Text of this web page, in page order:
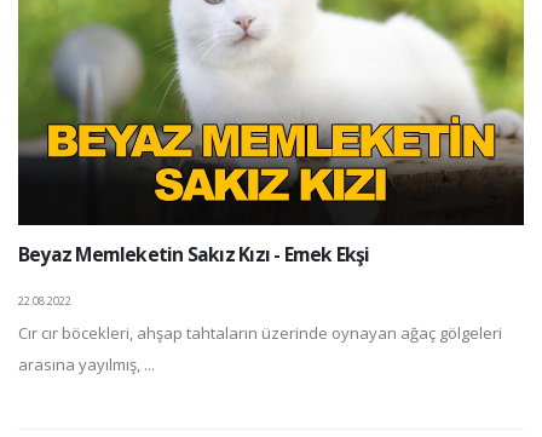
Beyaz Memleketin Sakız Kızı - Emek Ekşi
22.08.2022
Cır cır böcekleri, ahşap tahtaların üzerinde oynayan ağaç gölgeleri
arasına yayılmış, ...